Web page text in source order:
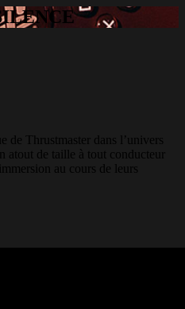
de Thrustmaster dans l’univers
de taille à tout conducteur
au cours de leurs